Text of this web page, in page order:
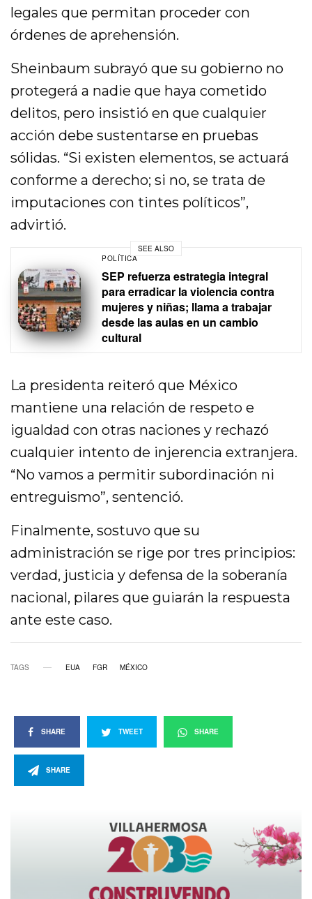
legales que permitan proceder con
órdenes de aprehensión.
Sheinbaum subrayó que su gobierno no
protegerá a nadie que haya cometido
delitos, pero insistió en que cualquier
acción debe sustentarse en pruebas
sólidas. “Si existen elementos, se actuará
conforme a derecho; si no, se trata de
imputaciones con tintes políticos”,
advirtió.
SEE ALSO
POLÍTICA
SEP refuerza estrategia integral
para erradicar la violencia contra
mujeres y niñas; llama a trabajar
desde las aulas en un cambio
cultural
La presidenta reiteró que México
mantiene una relación de respeto e
igualdad con otras naciones y rechazó
cualquier intento de injerencia extranjera.
“No vamos a permitir subordinación ni
entreguismo”, sentenció.
Finalmente, sostuvo que su
administración se rige por tres principios:
verdad, justicia y defensa de la soberanía
nacional, pilares que guiarán la respuesta
ante este caso.
TAGS EUA FGR MÉXICO
SHARE TWEET SHARE
SHARE